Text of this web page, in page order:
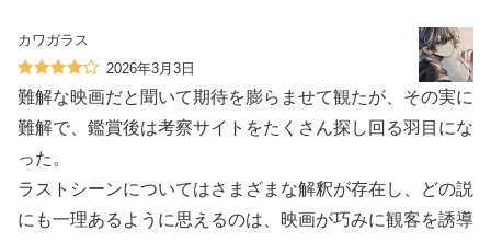
カワガラス
2026年3月3日
難解な映画だと聞いて期待を膨らませて観たが、その実に
難解で、鑑賞後は考察サイトをたくさん探し回る羽目にな
った。
ラストシーンについてはさまざまな解釈が存在し、どの説
にも一理あるように思えるのは、映画が巧みに観客を誘導